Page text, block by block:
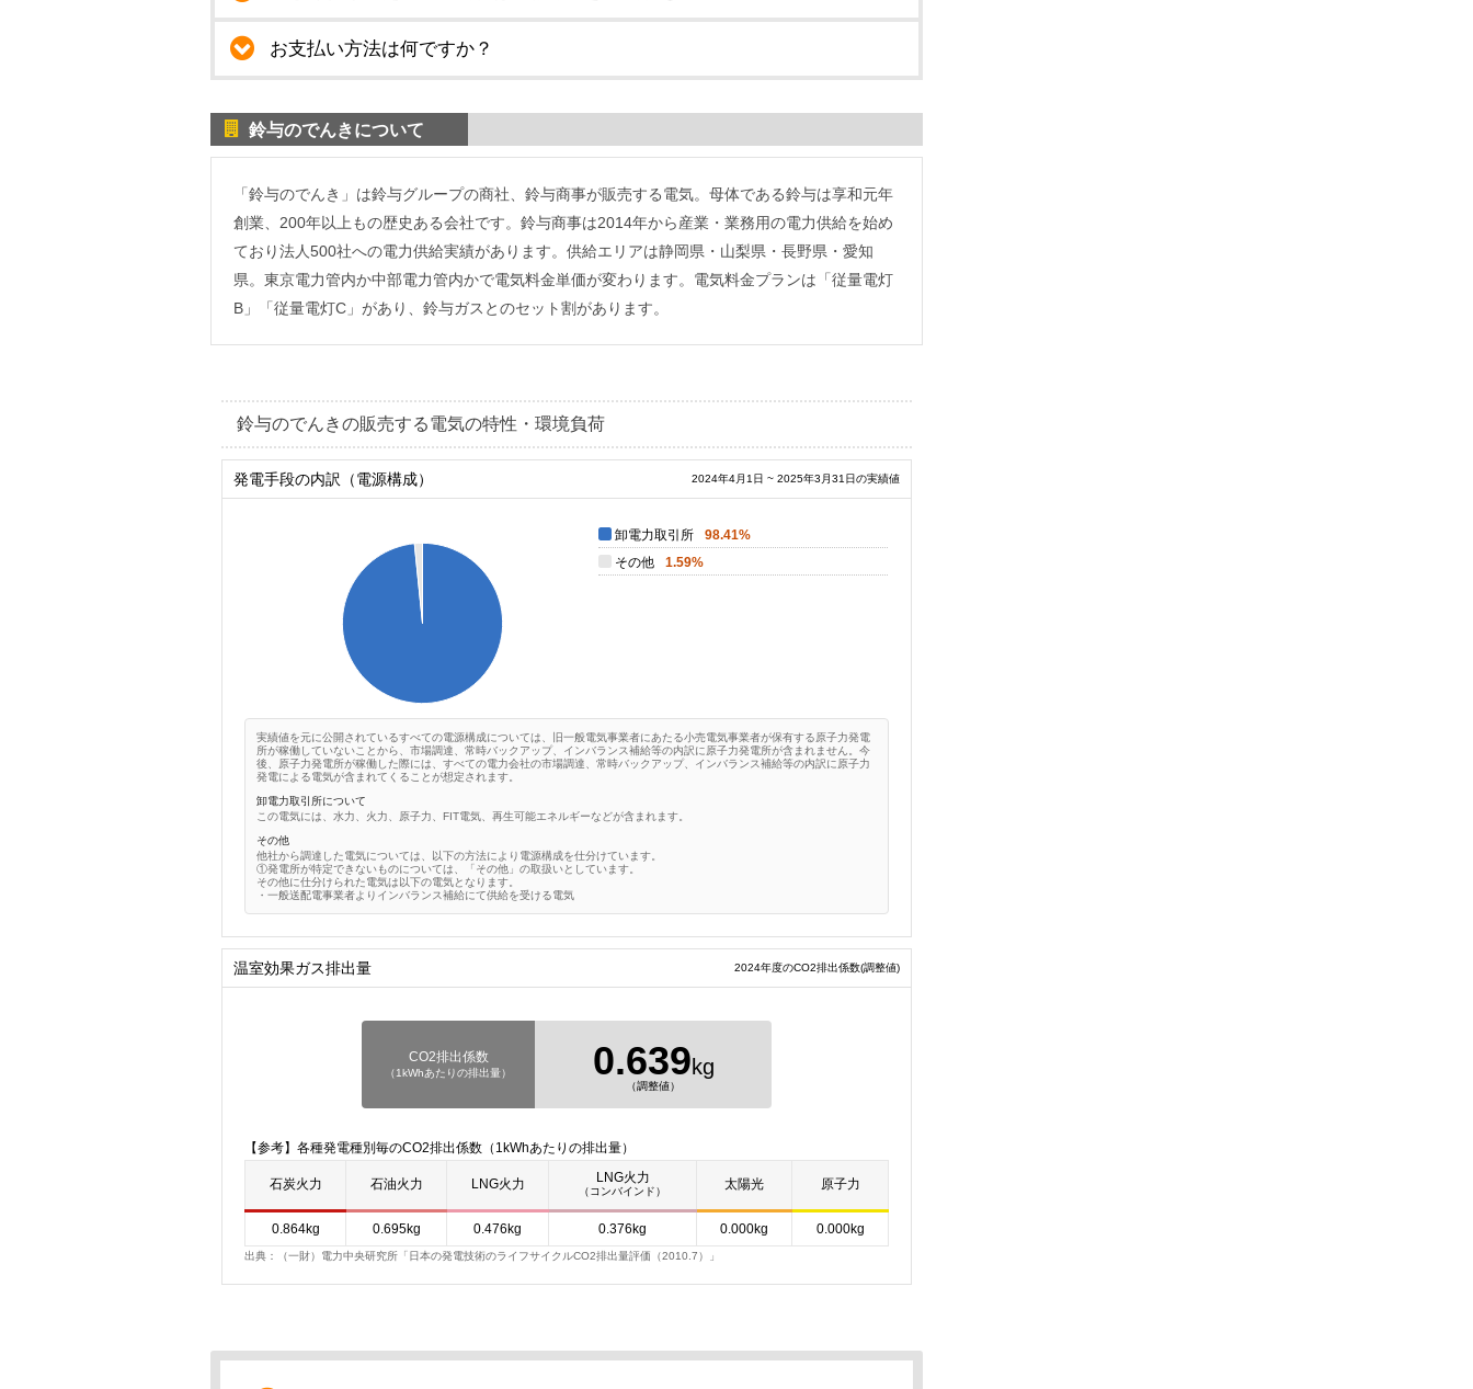
お支払い方法は何ですか？
鈴与のでんきについて
「鈴与のでんき」は鈴与グループの商社、鈴与商事が販売する電気。母体である鈴与は享和元年
創業、200年以上もの歴史ある会社です。鈴与商事は2014年から産業・業務用の電力供給を始め
ており法人500社への電力供給実績があります。供給エリアは静岡県・山梨県・長野県・愛知
県。東京電力管内か中部電力管内かで電気料金単価が変わります。電気料金プランは「従量電灯
B」「従量電灯C」があり、鈴与ガスとのセット割があります。
鈴与のでんきの販売する電気の特性・環境負荷
発電手段の内訳（電源構成） 2024年4月1日 ~ 2025年3月31日の実績値
0
卸電力取引所
98.41%
その他
1.59%
実績値を元に公開されているすべての電源構成については、旧一般電気事業者にあたる小売電気事業者が保有する原子力発電
所が稼働していないことから、市場調達、常時バックアップ、インバランス補給等の内訳に原子力発電所が含まれません。今
後、原子力発電所が稼働した際には、すべての電力会社の市場調達、常時バックアップ、インバランス補給等の内訳に原子力
発電による電気が含まれてくることが想定されます。
卸電力取引所について
この電気には、水力、火力、原子力、FIT電気、再生可能エネルギーなどが含まれます。
その他
他社から調達した電気については、以下の方法により電源構成を仕分けています。
①発電所が特定できないものについては、「その他」の取扱いとしています。
その他に仕分けられた電気は以下の電気となります。
・一般送配電事業者よりインバランス補給にて供給を受ける電気
温室効果ガス排出量 2024年度のCO2排出係数(調整値)
CO2排出係数
（1kWhあたりの排出量） 0.639kg
（調整値）
【参考】各種発電種別毎のCO2排出係数（1kWhあたりの排出量）
石炭火力 石油火力 LNG火力 LNG火力
（コンバインド） 太陽光 原子力
0.864kg 0.695kg 0.476kg 0.376kg 0.000kg 0.000kg
出典：（一財）電力中央研究所「日本の発電技術のライフサイクルCO2排出量評価（2010.7）」